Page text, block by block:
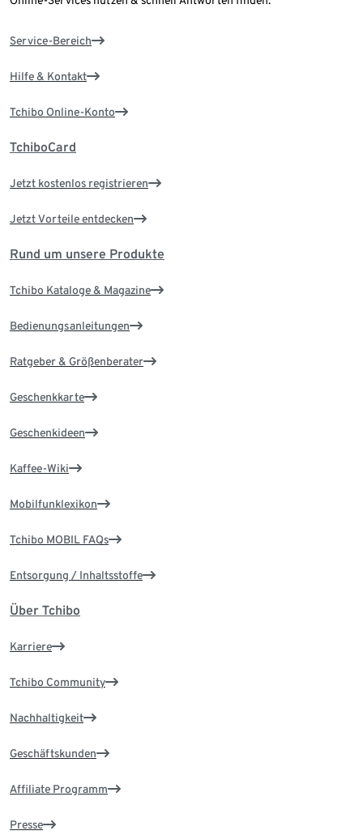
Service-Bereich
Hilfe & Kontakt
Tchibo Online-Konto
TchiboCard
Jetzt kostenlos registrieren
Jetzt Vorteile entdecken
Rund um unsere Produkte
Tchibo Kataloge & Magazine
Bedienungsanleitungen
Ratgeber & Größenberater
Geschenkkarte
Geschenkideen
Kaffee-Wiki
Mobilfunklexikon
Tchibo MOBIL FAQs
Entsorgung / Inhaltsstoffe
Über Tchibo
Karriere
Tchibo Community
Nachhaltigkeit
Geschäftskunden
Affiliate Programm
Presse